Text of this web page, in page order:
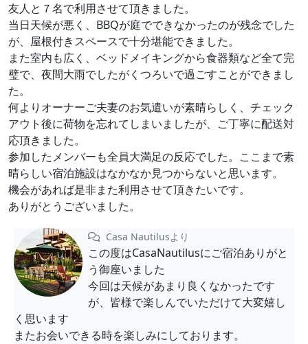
友人と７名で利用させて頂きました。
当日天候が悪く、BBQが庭でできなかったのが残念でした
が、屋根付きスペースで十分堪能できました。
また室内も広く、ベッドメイキングから食器類など全て完
璧で、夜間大雨でしたがくつろいで過ごすことができまし
た。
何よりオーナーご夫妻のお気遣いが素晴らしく、チェック
アウト後に荷物を忘れてしまいましたが、ご丁寧に配送対
応頂きました。
参加したメンバーも全員大満足の反応でした。ここまで素
晴らしい宿泊施設はなかなか見つからないと思います。
機会があれば是非また利用させて頂きたいです。
ありがとうございました。
Casa Nautilusより
この度はCasaNautilusにご宿泊ありがと
う御座いました
今回は天候があまり良くなかったです
が、皆様で楽しんでいただけて大変嬉し
く思います
またお会いできる時を楽しみにしております。